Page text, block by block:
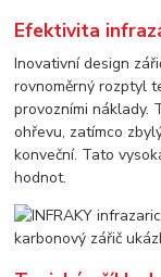
Efektivita
Inovativní design
rovnoměrný rozptyl
provozními náklady.
ohřevu, zatímco
konveční. Tato
hodnot.